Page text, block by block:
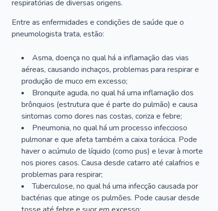
respiratórias de diversas origens.
Entre as enfermidades e condições de saúde que o
pneumologista trata, estão:
Asma, doença no qual há a inflamação das vias
aéreas, causando inchaços, problemas para respirar e
produção de muco em excesso;
Bronquite aguda, no qual há uma inflamação dos
brônquios (estrutura que é parte do pulmão) e causa
sintomas como dores nas costas, coriza e febre;
Pneumonia, no qual há um processo infeccioso
pulmonar e que afeta também a caixa torácica. Pode
haver o acúmulo de líquido (como pus) e levar à morte
nos piores casos. Causa desde catarro até calafrios e
problemas para respirar;
Tuberculose, no qual há uma infecção causada por
bactérias que atinge os pulmões. Pode causar desde